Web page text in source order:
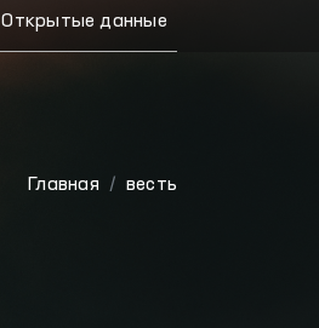
Открытые данные
Главная весть